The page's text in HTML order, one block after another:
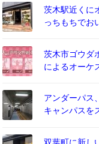
茨木駅近くに
っちもちでお
茨木市ゴウダ
によるオーケ
アンダーパス
キャンパスを